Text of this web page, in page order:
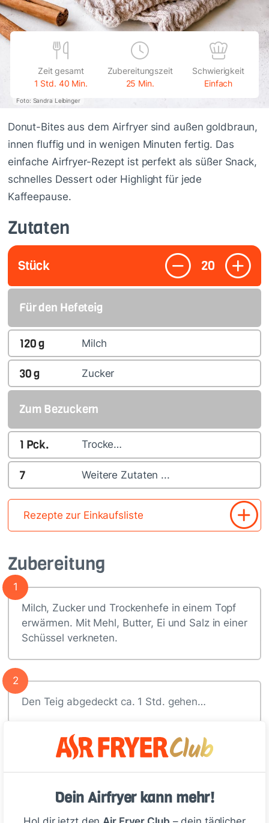
Foto: Sandra Leibinger
Zeit gesamt
1 Std. 40 Min.
Zubereitungszeit
25 Min.
Schwierigkeit
Einfach
Dein Airfryer kann mehr!
Zubereitung
1
Milch, Zucker und Trockenhefe in einem Topf
erwärmen. Mit Mehl, Butter, Ei und Salz in einer
Schüssel verkneten.
2
Den Teig abgedeckt ca. 1 Std. gehen…
Deine Notizen
Schreiben
Donut-Bites aus dem Airfryer sind außen goldbraun,
innen fluffig und in wenigen Minuten fertig. Das
einfache Airfryer-Rezept ist perfekt als süßer Snack,
schnelles Dessert oder Highlight für jede
Kaffeepause.
Zutaten
Stück 20
Für den Hefeteig
120g Milch
30g Zucker
Zum Bezuckern
1 Pck. Trocke…
7 Weitere Zutaten ...
Rezepte zur Einkaufsliste